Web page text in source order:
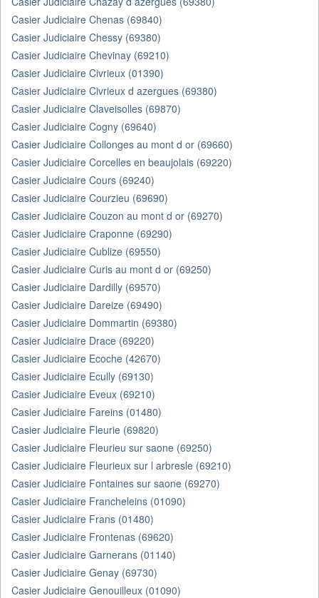
Casier Judiciaire Chenas (69840)
Casier Judiciaire Chessy (69380)
Casier Judiciaire Chevinay (69210)
Casier Judiciaire Civrieux (01390)
Casier Judiciaire Civrieux d azergues (69380)
Casier Judiciaire Claveisolles (69870)
Casier Judiciaire Cogny (69640)
Casier Judiciaire Collonges au mont d or (69660)
Casier Judiciaire Corcelles en beaujolais (69220)
Casier Judiciaire Cours (69240)
Casier Judiciaire Courzieu (69690)
Casier Judiciaire Couzon au mont d or (69270)
Casier Judiciaire Craponne (69290)
Casier Judiciaire Cublize (69550)
Casier Judiciaire Curis au mont d or (69250)
Casier Judiciaire Dardilly (69570)
Casier Judiciaire Dareize (69490)
Casier Judiciaire Dommartin (69380)
Casier Judiciaire Drace (69220)
Casier Judiciaire Ecoche (42670)
Casier Judiciaire Ecully (69130)
Casier Judiciaire Eveux (69210)
Casier Judiciaire Fareins (01480)
Casier Judiciaire Fleurie (69820)
Casier Judiciaire Fleurieu sur saone (69250)
Casier Judiciaire Fleurieux sur l arbresle (69210)
Casier Judiciaire Fontaines sur saone (69270)
Casier Judiciaire Francheleins (01090)
Casier Judiciaire Frans (01480)
Casier Judiciaire Frontenas (69620)
Casier Judiciaire Garnerans (01140)
Casier Judiciaire Genay (69730)
Casier Judiciaire Genouilleux (01090)